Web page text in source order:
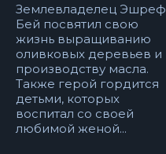
Землевладелец Эшреф
Бей посвятил свою
жизнь выращиванию
оливковых деревьев и
производству масла.
Также герой гордится
детьми, которых
воспитал со своей
любимой женой...